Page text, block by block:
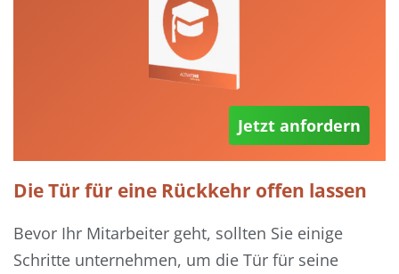
Jetzt anfordern
Die Tür für eine Rückkehr offen lassen
Bevor Ihr Mitarbeiter geht, sollten Sie einige
Schritte unternehmen, um die Tür für seine